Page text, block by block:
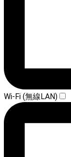
Wi-Fi (無線LAN)